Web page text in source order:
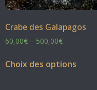
Crabe des Galapagos
60,00€ – 500,00€
Choix des options